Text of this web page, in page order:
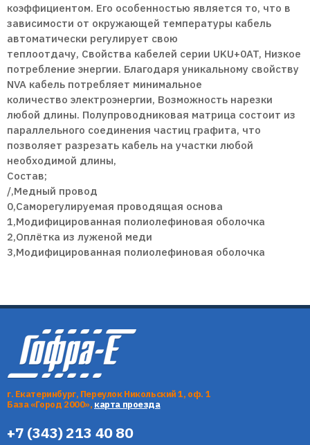
коэффициентом. Его особенностью является то, что в
зависимости от окружающей температуры кабель
автоматически регулирует свою
теплоотдачу, Свойства кабелей серии UKU+0AT, Низкое
потребление энергии. Благодаря уникальному свойству
NVA кабель потребляет минимальное
количество электроэнергии, Возможность нарезки
любой длины. Полупроводниковая матрица состоит из
параллельного соединения частиц графита, что
позволяет разрезать кабель на участки любой
необходимой длины,
Состав;
/,Медный провод
0,Саморегулируемая проводящая основа
1,Модифицированная полиолефиновая оболочка
2,Оплётка из луженой меди
3,Модифицированная полиолефиновая оболочка
г. Екатеринбург, Переулок Никольский 1, оф. 1
База «Город 2000», карта проезда
+7 (343) 213 40 80